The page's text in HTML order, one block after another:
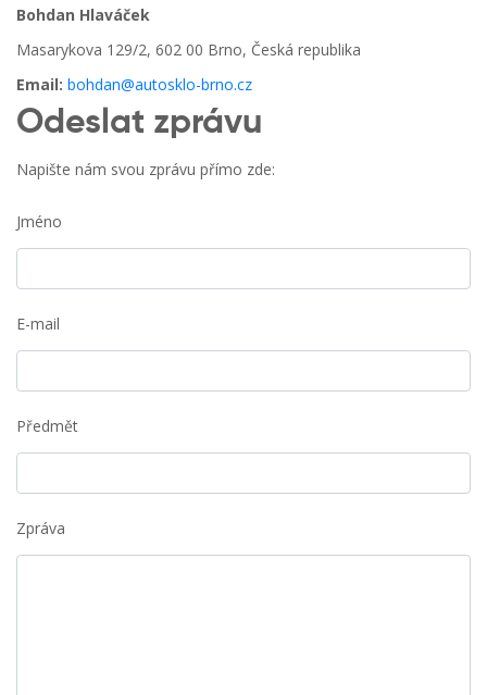
Bohdan Hlaváček
Masarykova 129/2, 602 00 Brno, Česká republika
Email: bohdan@autosklo-brno.cz
Odeslat zprávu
Napište nám svou zprávu přímo zde:
Jméno
E-mail
Předmět
Zpráva